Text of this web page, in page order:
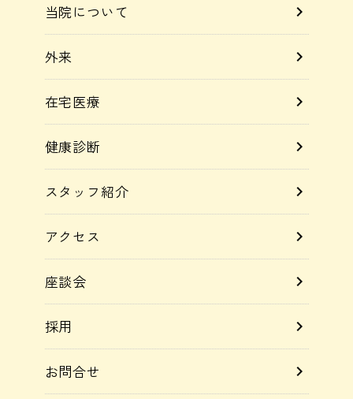
chevron_right
当院について
chevron_right
外来
chevron_right
在宅医療
chevron_right
健康診断
chevron_right
スタッフ紹介
chevron_right
アクセス
chevron_right
座談会
chevron_right
採用
chevron_right
お問合せ